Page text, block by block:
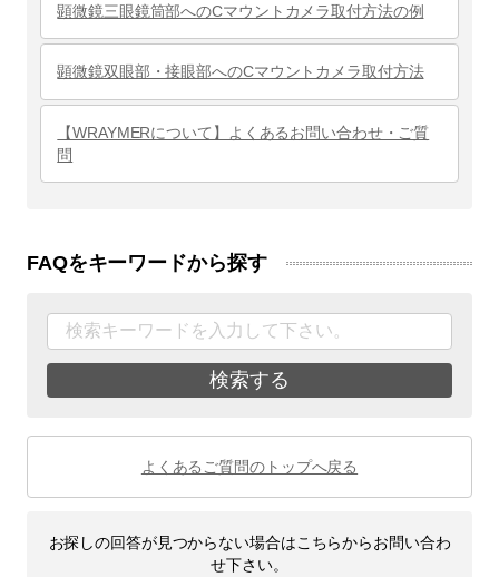
顕微鏡三眼鏡筒部へのCマウントカメラ取付方法の例
顕微鏡双眼部・接眼部へのCマウントカメラ取付方法
【WRAYMERについて】よくあるお問い合わせ・ご質
問
FAQをキーワードから探す
検索する
よくあるご質問のトップへ戻る
お探しの回答が見つからない場合はこちらからお問い合わ
せ下さい。